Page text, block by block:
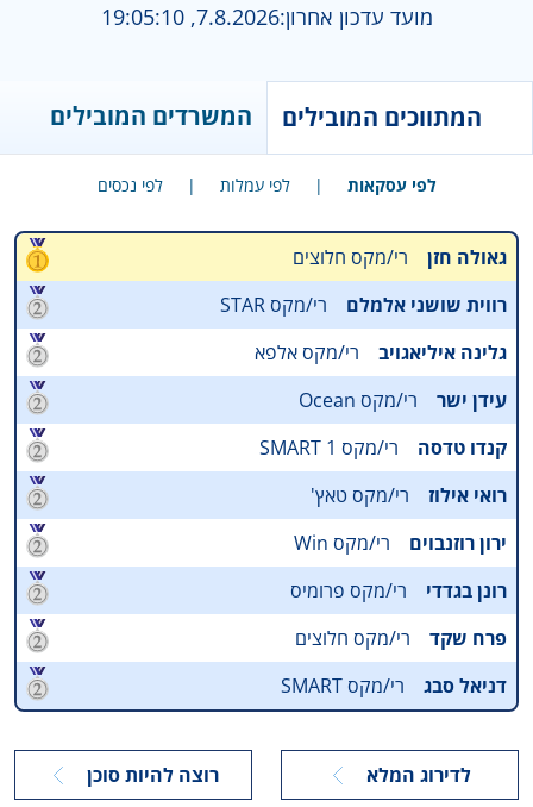
מועד עדכון אחרון:7.8.2026, 19:05:10
המתווכים המובילים המשרדים המובילים
לפי עסקאות | לפי עמלות | לפי נכסים
גאולה חזן
רי/מקס חלוצים
רווית שושני אלמלם
רי/מקס STAR
גלינה איליאגויב
רי/מקס אלפא
עידן ישר
רי/מקס Ocean
קנדו טדסה
רי/מקס 1 SMART
רואי אילוז
רי/מקס טאץ'
ירון רוזנבוים
רי/מקס Win
רונן בגדדי
רי/מקס פרומיס
פרח שקד
רי/מקס חלוצים
דניאל סבג
רי/מקס SMART
לדירוג המלא רוצה להיות סוכן